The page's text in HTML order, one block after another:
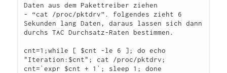
Daten aus dem Pakettreiber ziehen
- “cat /proc/pktdrv”. folgendes zieht 6
Sekunden lang Daten, daraus lassen sich dann
durchs TAC Durchsatz-Raten bestimmen.
cnt=1;while [ $cnt -le 6 ]; do echo
"Iteration:$cnt"; cat /proc/pktdrv;
cnt=`expr $cnt + 1`; sleep 1; done